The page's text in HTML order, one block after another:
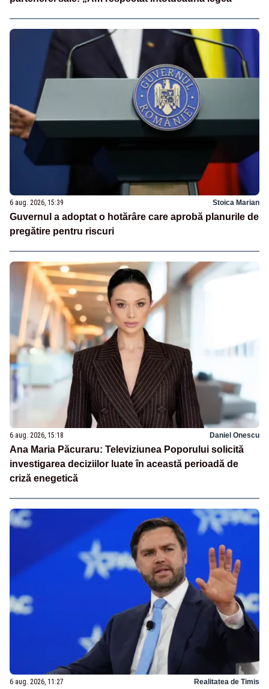
6 aug. 2026, 15:39 Stoica Marian
Guvernul a adoptat o hotărâre care aprobă planurile de
pregătire pentru riscuri
6 aug. 2026, 15:18 Daniel Onescu
Ana Maria Păcuraru: Televiziunea Poporului solicită
investigarea deciziilor luate în această perioadă de
criză enegetică
6 aug. 2026, 11:27 Realitatea de Timis